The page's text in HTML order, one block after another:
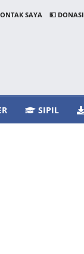
SAYA 💵 DONASI
SIPIL